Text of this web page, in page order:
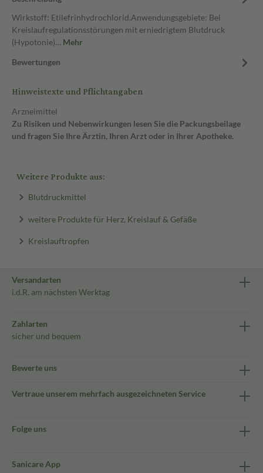
Wirkstoff: Etilefrinhydrochlorid.Anwendungsgebiete: Bei
Kreislaufregulationsstörungen mit erniedrigtem Blutdruck
(Hypotonie)… Mehr
Bewertungen
Hinweistexte und Pflichtangaben
Arzneimittel
Zu Risiken und Nebenwirkungen lesen Sie die Packungsbeilage
und fragen Sie Ihre Ärztin, Ihren Arzt oder in Ihrer Apotheke.
Weitere Produkte aus:
Blutdruckmittel
weitere Produkte für Herz, Kreislauf & Gefäße
Kreislauftropfen
Versandarten
i.d.R. am nächsten Werktag
Zahlarten
sicher und bequem
Bewerte uns
Vertraue unserem mehrfach ausgezeichneten Service
Folge uns
Sanicare App